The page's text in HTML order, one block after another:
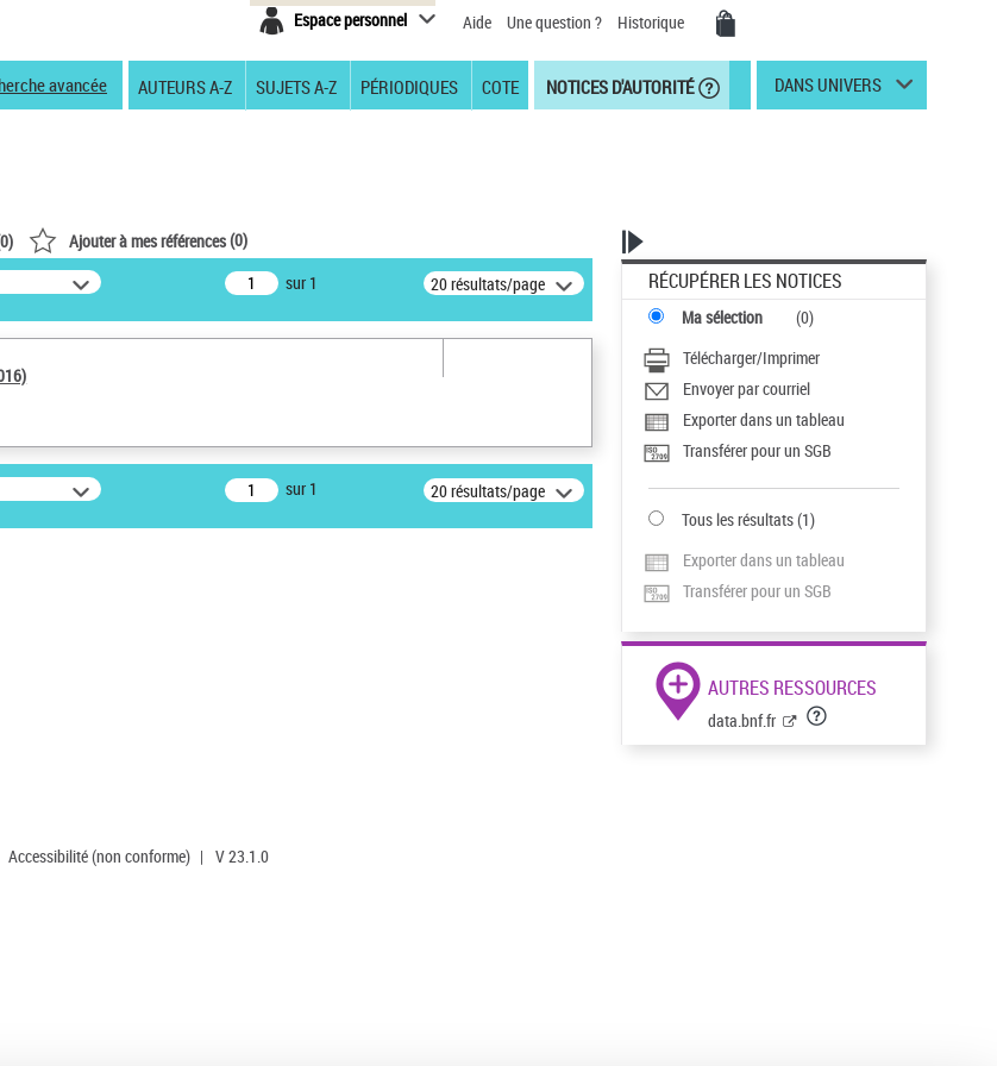
Espace personnel Aide Une question ? Historique
avancée AUTEURS A-Z SUJETS A-Z PÉRIODIQUES COTE NOTICES D'AUTORITÉ DANS UNIVERS
0) Ajouter à mes références(0)
sur 1 20 résultats/page
sur 1 20 résultats/page
RÉCUPÉRER LES NOTICES
Ma sélection (0)
Télécharger/Imprimer
Envoyer par courriel
Exporter dans un tableau
Transférer pour un SGB
Tous les résultats(1)
Exporter dans un tableau
Transférer pour un SGB
AUTRES RESSOURCES
data.bnf.fr
Accessibilité (non conforme) | V 23.1.0